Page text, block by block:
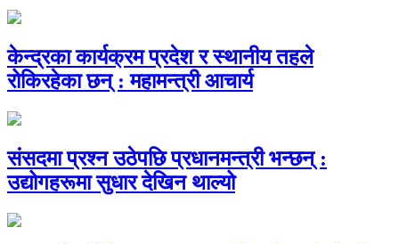
केन्द्रका कार्यक्रम प्रदेश र स्थानीय तहले
रोकिरहेका छन् : महामन्त्री आचार्य
संसदमा प्रश्न उठेपछि प्रधानमन्त्री भन्छन् :
उद्योगहरूमा सुधार देखिन थाल्यो